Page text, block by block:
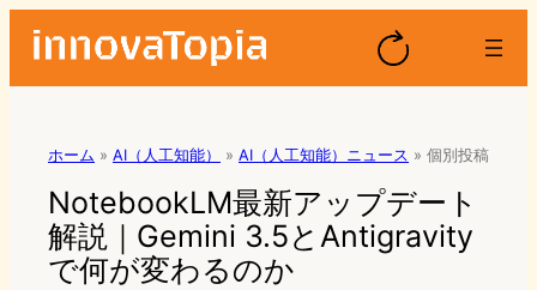
ホーム » AI（人工知能） » AI（人工知能）ニュース » 個別投稿
NotebookLM最新アップデート
解説｜Gemini 3.5とAntigravity
で何が変わるのか